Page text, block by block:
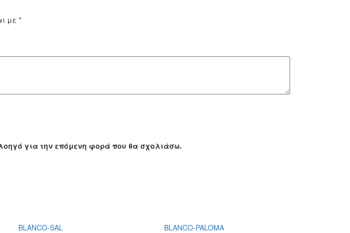
με *
για την επόμενη φορά που θα σχολιάσω.
BLANCO-SAL
BLANCO-PALOMA